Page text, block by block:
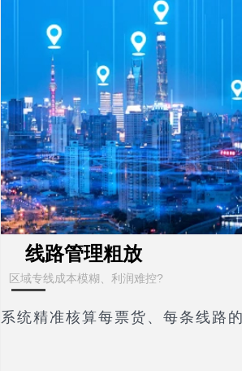
线路管理粗放
区域专线成本模糊、利润难控?
系统精准核算每票货、每条线路